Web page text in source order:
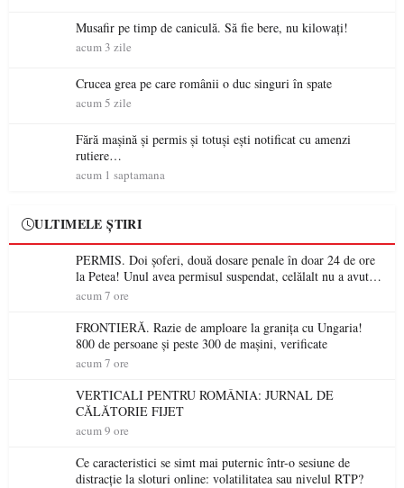
Musafir pe timp de caniculă. Să fie bere, nu kilowați!
acum 3 zile
Crucea grea pe care românii o duc singuri în spate
acum 5 zile
Fără mașină și permis și totuși ești notificat cu amenzi
rutiere…
acum 1 saptamana
ULTIMELE ȘTIRI
PERMIS. Doi șoferi, două dosare penale în doar 24 de ore
la Petea! Unul avea permisul suspendat, celălalt nu a avut
niciodată permis
acum 7 ore
FRONTIERĂ. Razie de amploare la granița cu Ungaria!
800 de persoane și peste 300 de mașini, verificate
acum 7 ore
VERTICALI PENTRU ROMÂNIA: JURNAL DE
CĂLĂTORIE FIJET
acum 9 ore
Ce caracteristici se simt mai puternic într-o sesiune de
distracție la sloturi online: volatilitatea sau nivelul RTP?